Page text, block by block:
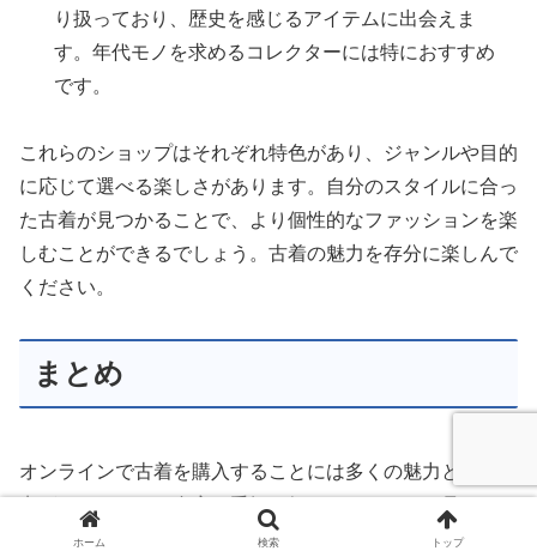
り扱っており、歴史を感じるアイテムに出会えま
す。年代モノを求めるコレクターには特におすすめ
です。
これらのショップはそれぞれ特色があり、ジャンルや目的
に応じて選べる楽しさがあります。自分のスタイルに合っ
た古着が見つかることで、より個性的なファッションを楽
しむことができるでしょう。古着の魅力を存分に楽しんで
ください。
まとめ
オンラインで古着を購入することには多くの魅力と便利な
点がありました。自宅で手軽に好みのアイテムを見つけら
れる、豊富な品揃えと価格の手頃さ、世界中のスタイルを
ホーム 検索 トップ